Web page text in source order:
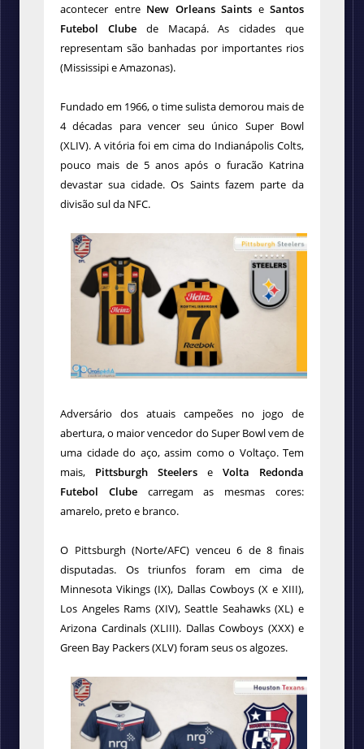
acontecer entre New Orleans Saints e Santos
Futebol Clubede Macapá. As cidades que
representam são banhadas por importantes rios
(Mississipi e Amazonas).
Fundado em 1966, o time sulista demorou mais de
4 décadas para vencer seu único Super Bowl
(XLIV). A vitória foi em cima do Indianápolis Colts,
pouco mais de 5 anos após o furacão Katrina
devastar sua cidade. Os Saints fazem parte da
divisão sul da NFC.
Adversário dos atuais campeões no jogo de
abertura, o maior vencedor do Super Bowl vem de
uma cidade do aço, assim como o Voltaço. Tem
mais, Pittsburgh Steelers e Volta Redonda
Futebol Clubecarregam as mesmas cores:
amarelo, preto e branco.
O Pittsburgh (Norte/AFC) venceu 6 de 8 finais
disputadas. Os triunfos foram em cima de
Minnesota Vikings (IX), Dallas Cowboys (X e XIII),
Los Angeles Rams (XIV), Seattle Seahawks (XL) e
Arizona Cardinals (XLIII). Dallas Cowboys (XXX) e
Green Bay Packers (XLV) foram seus os algozes.